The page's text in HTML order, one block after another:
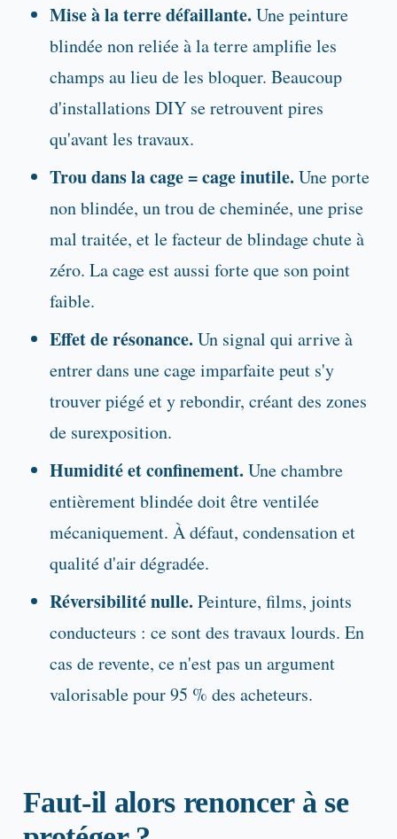
Mise à la terre défaillante.Une peinture
blindée non reliée à la terre amplifie les
champs au lieu de les bloquer. Beaucoup
d'installations DIY se retrouvent pires
qu'avant les travaux.
Trou dans la cage = cage inutile.Une porte
non blindée, un trou de cheminée, une prise
mal traitée, et le facteur de blindage chute à
zéro. La cage est aussi forte que son point
faible.
Effet de résonance.Un signal qui arrive à
entrer dans une cage imparfaite peut s'y
trouver piégé et y rebondir, créant des zones
de surexposition.
Humidité et confinement.Une chambre
entièrement blindée doit être ventilée
mécaniquement. À défaut, condensation et
qualité d'air dégradée.
Réversibilité nulle.Peinture, films, joints
conducteurs : ce sont des travaux lourds. En
cas de revente, ce n'est pas un argument
valorisable pour 95 % des acheteurs.
Faut-il alors renoncer à se